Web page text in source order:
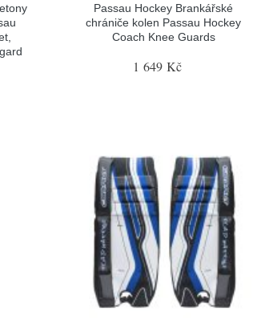
Passau Hockey Brankářské
chrániče kolen Passau Hockey
Coach Knee Guards
1 649 Kč